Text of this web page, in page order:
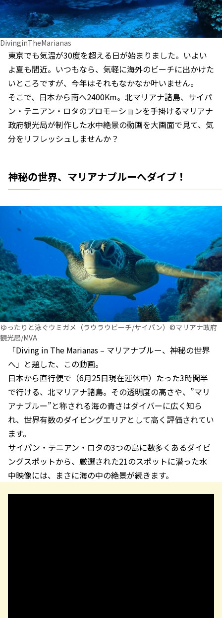
DivinginTheMarianas
東京でも気温が30度を超える日が始まりました。いよい
よ夏も間近。いつもなら、気軽に海外のビーチに出かけた
いところですが、今年はそれもなかなか叶いません。
そこで、日本から南へ2400Km。北マリアナ諸島、サイパ
ン・テニアン・ロタのプロモーションを手掛けるマリアナ
政府観光局が制作した水中絶景の動画を大画面で見て、気
分をリフレッシュしませんか？
神秘の世界、マリアナブルーへダイブ！
ゆったりと泳ぐウミガメ（ラウラウビーチ/サイパン）©マリアナ政府
観光局/MVA
「Diving in The Marianas – マリアナブルー、神秘の世界
へ」と題した、この動画。
日本から直行便で（6月25日現在運休中）たった3時間半
で行ける、北マリアナ諸島。その透明度の高さや、”マリ
アナブルー”と称される海の青さはダイバーに広く知ら
れ、世界有数のダイビングエリアとして高く評価されてい
ます。
サイパン・テニアン・ロタの3つの島に数多くあるダイビ
ングスポットから、厳選された21のスポットに潜った水
中映像には、まさに海の中の絶景が続きます。